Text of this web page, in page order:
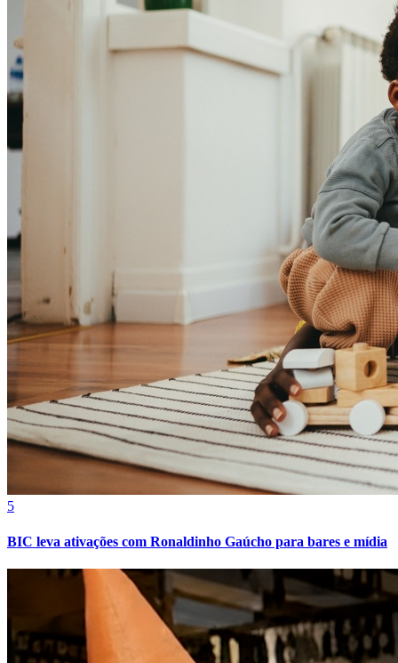
Vitória
5
BIC leva ativações com Ronaldinho Gaúcho para bares e mídia